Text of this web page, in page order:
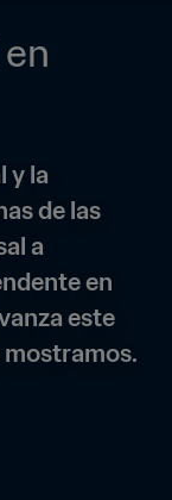
y la
de las
a
en
este
mostramos.